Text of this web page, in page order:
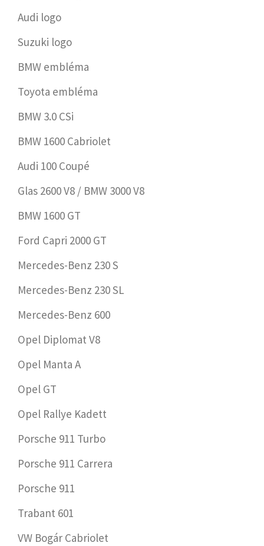
Audi logo
Suzuki logo
BMW embléma
Toyota embléma
BMW 3.0 CSi
BMW 1600 Cabriolet
Audi 100 Coupé
Glas 2600 V8 / BMW 3000 V8
BMW 1600 GT
Ford Capri 2000 GT
Mercedes-Benz 230 S
Mercedes-Benz 230 SL
Mercedes-Benz 600
Opel Diplomat V8
Opel Manta A
Opel GT
Opel Rallye Kadett
Porsche 911 Turbo
Porsche 911 Carrera
Porsche 911
Trabant 601
VW Bogár Cabriolet